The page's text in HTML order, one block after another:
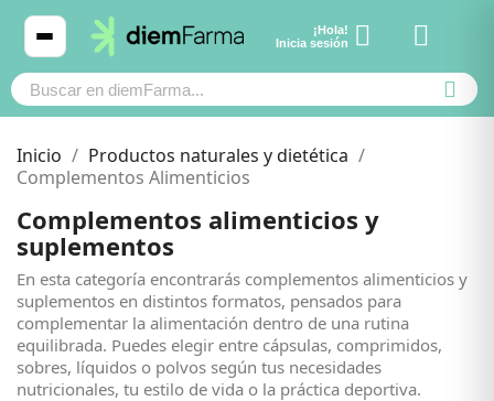
Cosmética
Bebé y mamá
Cabello
¡Hola!
Inicia sesión
Ver carrito
Cosmética
Bebé y mamá
Cabello
Inicio
Productos naturales y dietética
Complementos Alimenticios
Complementos alimenticios y
suplementos
En esta categoría encontrarás complementos alimenticios y
suplementos en distintos formatos, pensados para
complementar la alimentación dentro de una rutina
equilibrada. Puedes elegir entre cápsulas, comprimidos,
sobres, líquidos o polvos según tus necesidades
nutricionales, tu estilo de vida o la práctica deportiva.